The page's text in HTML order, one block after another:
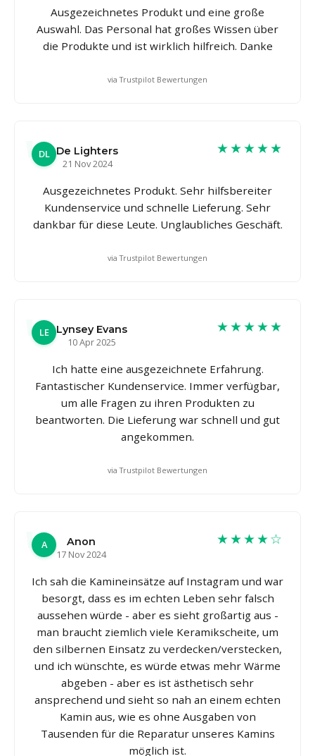
Ausgezeichnetes Produkt und eine große
Auswahl. Das Personal hat großes Wissen über
die Produkte und ist wirklich hilfreich. Danke
via Trustpilot Bewertungen
DL De Lighters
21 Nov 2024
★★★★★
Ausgezeichnetes Produkt. Sehr hilfsbereiter
Kundenservice und schnelle Lieferung. Sehr
dankbar für diese Leute. Unglaubliches Geschäft.
via Trustpilot Bewertungen
LE
Lynsey Evans
10 Apr 2025
★★★★★
Ich hatte eine ausgezeichnete Erfahrung.
Fantastischer Kundenservice. Immer verfügbar,
um alle Fragen zu ihren Produkten zu
beantworten. Die Lieferung war schnell und gut
angekommen.
via Trustpilot Bewertungen
A
Anon
17 Nov 2024
★★★★☆
Ich sah die Kamineinsätze auf Instagram und war
besorgt, dass es im echten Leben sehr falsch
aussehen würde - aber es sieht großartig aus -
man braucht ziemlich viele Keramikscheite, um
den silbernen Einsatz zu verdecken/verstecken,
und ich wünschte, es würde etwas mehr Wärme
abgeben - aber es ist ästhetisch sehr
ansprechend und sieht so nah an einem echten
Kamin aus, wie es ohne Ausgaben von
Tausenden für die Reparatur unseres Kamins
möglich ist.